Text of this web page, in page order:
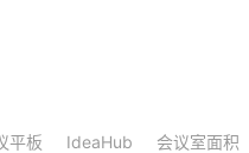
平板 IdeaHub 会议室面积